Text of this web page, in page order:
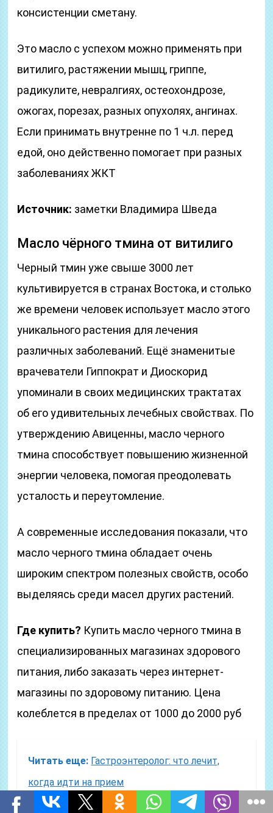
консистенции сметану.
Это масло с успехом можно применять при
витилиго, растяжении мышц, гриппе,
радикулите, невралгиях, остеохондрозе,
ожогах, порезах, разных опухолях, ангинах.
Если принимать внутренне по 1 ч.л. перед
едой, оно действенно помогает при разных
заболеваниях ЖКТ
Источник: заметки Владимира Шведа
Масло чёрного тмина от витилиго
Черный тмин уже свыше 3000 лет
культивируется в странах Востока, и столько
же времени человек использует масло этого
уникального растения для лечения
различных заболеваний. Ещё знаменитые
врачеватели Гиппократ и Диоскорид
упоминали в своих медицинских трактатах
об его удивительных лечебных свойствах. По
утверждению Авиценны, масло черного
тмина способствует повышению жизненной
энергии человека, помогая преодолевать
усталость и переутомление.
А современные исследования показали, что
масло черного тмина обладает очень
широким спектром полезных свойств, особо
выделяясь среди масел других растений.
Где купить? Купить масло черного тмина в
специализированных магазинах здорового
питания, либо заказать через интернет-
магазины по здоровому питанию. Цена
колеблется в пределах от 1000 до 2000 руб
Читать еще: Гастроэнтеролог: что лечит,
когда идти на прием